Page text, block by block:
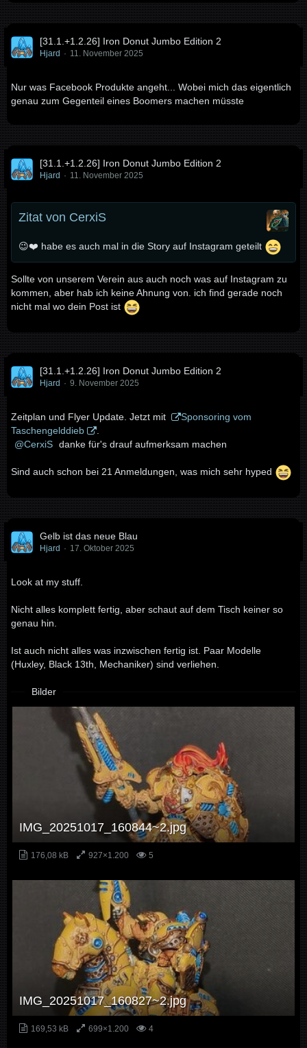
[31.1.+1.2.26] Iron Donut Jumbo Edition 2
Hjard 11. November 2025
Nur was Facebook Produkte angeht... Wobei mich das eigentlich
genau zum Gegenteil eines Boomers machen müsste
[31.1.+1.2.26] Iron Donut Jumbo Edition 2
Hjard 11. November 2025
Zitat von CerxiS
😉❤️ habe es auch mal in die Story auf Instagram geteilt
Sollte von unserem Verein aus auch noch was auf Instagram zu
kommen, aber hab ich keine Ahnung von. ich find gerade noch
nicht mal wo dein Post ist
[31.1.+1.2.26] Iron Donut Jumbo Edition 2
Hjard 9. November 2025
Zeitplan und Flyer Update. Jetzt mit
Sponsoring vom
Taschengelddieb
CerxiS danke für's drauf aufmerksam machen
Sind auch schon bei 21 Anmeldungen, was mich sehr hyped
Gelb ist das neue Blau
Hjard 17. Oktober 2025
Look at my stuff.
Nicht alles komplett fertig, aber schaut auf dem Tisch keiner so
genau hin.
Ist auch nicht alles was inzwischen fertig ist. Paar Modelle
(Huxley, Black 13th, Mechaniker) sind verliehen.
Bilder
IMG_20251017_160844~2.jpg
176,08 kB 927×1.200 5
IMG_20251017_160827~2.jpg
169,53 kB 699×1.200 4